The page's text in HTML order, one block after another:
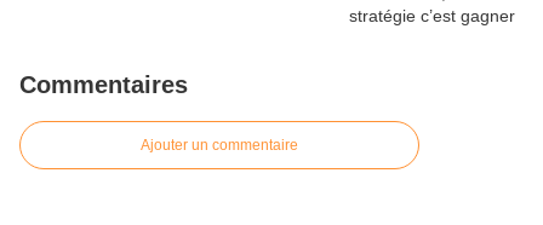
Commentaires
Ajouter un commentaire